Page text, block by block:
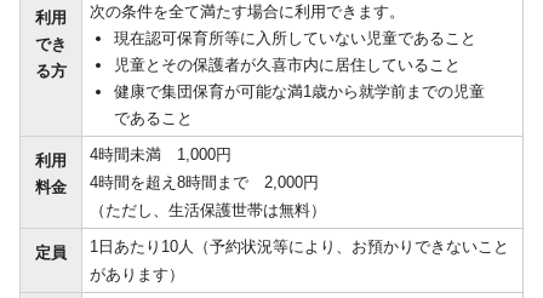
利用
でき
る方
次の条件を全て満たす場合に利用できます。
現在認可保育所等に入所していない児童であること
児童とその保護者が久喜市内に居住していること
健康で集団保育が可能な満1歳から就学前までの児童
であること
利用
料金
4時間未満 1,000円
4時間を超え8時間まで 2,000円
（ただし、生活保護世帯は無料）
定員
1日あたり10人（予約状況等により、お預かりできないこと
があります）